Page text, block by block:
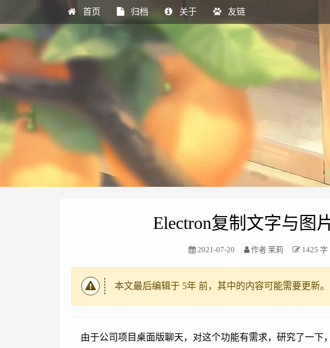
首页 归档 关于 友链
Electron复制文字与图
2021-07-20 作者 茉莉 1425 字
本文最后编辑于 5年 前，其中的内容可能需要更新。
由于公司项目桌面版聊天，对这个功能有需求，研究了一下